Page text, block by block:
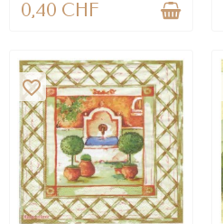
0,40 CHF
favorite_border